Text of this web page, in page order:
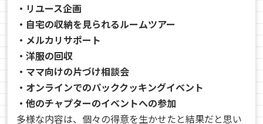
・リユース企画
・自宅の収納を見られるルームツアー
・メルカリサポート
・洋服の回収
・ママ向けの片づけ相談会
・オンラインでのパッククッキングイベント
・他のチャプターのイベントへの参加
多様な内容は、個々の得意を生かせたと結果だと思い